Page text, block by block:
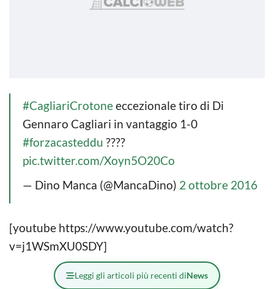
#CagliariCrotoneeccezionale tiro di Di
Gennaro Cagliari in vantaggio 1-0
#forzacasteddu ????
pic.twitter.com/Xoyn5O20Co
— Dino Manca (@MancaDino) 2 ottobre 2016
[youtube https://www.youtube.com/watch?
v=j1WSmXU0SDY]
Leggi gli articoli più recenti diNews